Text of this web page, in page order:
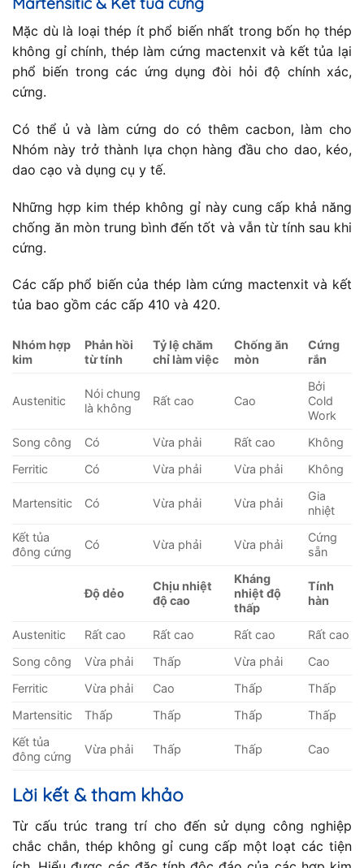
Mặc dù là loại thép ít phổ biến nhất trong bốn họ thép
không gỉ chính, thép làm cứng mactenxit và kết tủa lại
phổ biến trong các ứng dụng đòi hỏi độ chính xác,
cứng.
Có thể ủ và làm cứng do có thêm cacbon, làm cho
Nhóm này trở thành lựa chọn hàng đầu cho dao, kéo,
dao cạo và dụng cụ y tế.
Những hợp kim thép không gỉ này cung cấp khả năng
chống ăn mòn trung bình đến tốt và vẫn từ tính sau khi
cứng.
Các cấp phổ biến của thép làm cứng mactenxit và kết
tủa bao gồm các cấp 410 và 420.
Nhóm hợp
kim
Phản hồi
từ tính
Tỷ lệ chăm
chỉ làm việc
Chống ăn
mòn
Cứng
rắn
Austenitic
Nói chung
là không
Rất cao Cao
Bởi
Cold
Work
Song công
Có Vừa phải Rất cao
Không
Ferritic
Có Vừa phải Vừa phải Không
Martensitic Có Vừa phải Vừa phải
Gia
nhiệt
Kết tủa
đông cứng
Có Vừa phải Vừa phải
Cứng
sẵn
Độ dẻo
Chịu nhiệt
độ cao
Kháng
nhiệt độ
thấp
Tính
hàn
Austenitic Rất cao Rất cao Rất cao
Rất cao
Song công
Vừa phải Thấp Vừa phải
Cao
Ferritic
Vừa phải Cao Thấp
Thấp
Martensitic
Thấp Thấp Thấp
Thấp
Kết tủa
đông cứng
Vừa phải Thấp Thấp Cao
Lời kết & tham khảo
Từ cấu trúc trang trí cho đến sử dụng công nghiệp
chắc chắn, thép không gỉ cung cấp một loạt các tiện